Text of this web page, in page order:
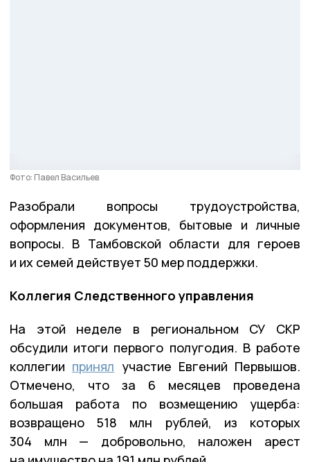
Фото: Павел Васильев
Разобрали вопросы трудоустройства,
оформления документов, бытовые и личные
вопросы. В Тамбовской области для героев
и их семей действует 50 мер поддержки.
Коллегия Следственного управления
На этой неделе в региональном СУ СКР
обсудили итоги первого полугодия. В работе
коллегии принял участие Евгений Первышов.
Отмечено, что за 6 месяцев проведена
большая работа по возмещению ущерба:
возвращено 518 млн рублей, из которых
304 млн — добровольно, наложен арест